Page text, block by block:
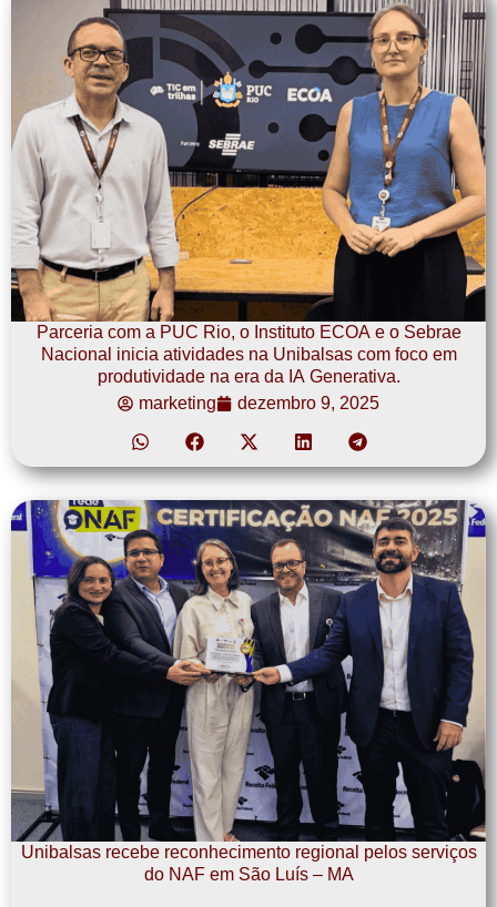
Parceria com a PUC Rio, o Instituto ECOA e o Sebrae
Nacional inicia atividades na Unibalsas com foco em
produtividade na era da IA Generativa.
marketing
dezembro 9, 2025
Unibalsas recebe reconhecimento regional pelos serviços
do NAF em São Luís – MA